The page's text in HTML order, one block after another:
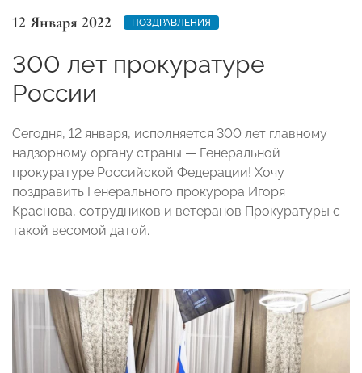
12 Января 2022 ПОЗДРАВЛЕНИЯ
300 лет прокуратуре
России
Сегодня, 12 января, исполняется 300 лет главному
надзорному органу страны — Генеральной
прокуратуре Российской Федерации! Хочу
поздравить Генерального прокурора Игоря
Краснова, сотрудников и ветеранов Прокуратуры с
такой весомой датой.